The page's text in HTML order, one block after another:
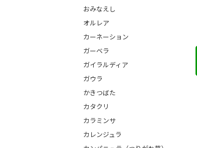
おみなえし
オルレア
カーネーション
ガーベラ
ガイラルディア
ガウラ
かきつばた
カタクリ
カラミンサ
カレンジュラ